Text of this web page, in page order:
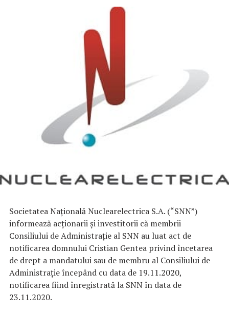
Societatea Națională Nuclearelectrica S.A. (“SNN”)
informează acţionarii și investitorii că membrii
Consiliului de Administrație al SNN au luat act de
notificarea domnului Cristian Gentea privind încetarea
de drept a mandatului sau de membru al Consiliului de
Administrație începând cu data de 19.11.2020,
notificarea fiind înregistrată la SNN în data de
23.11.2020.